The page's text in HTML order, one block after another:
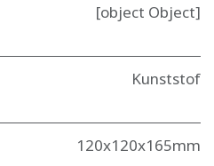
[object Object]
Kunststof
120x120x165mm